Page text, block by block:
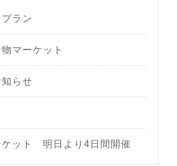
ラン
マーケット
らせ
ケット 明日より4日間開催